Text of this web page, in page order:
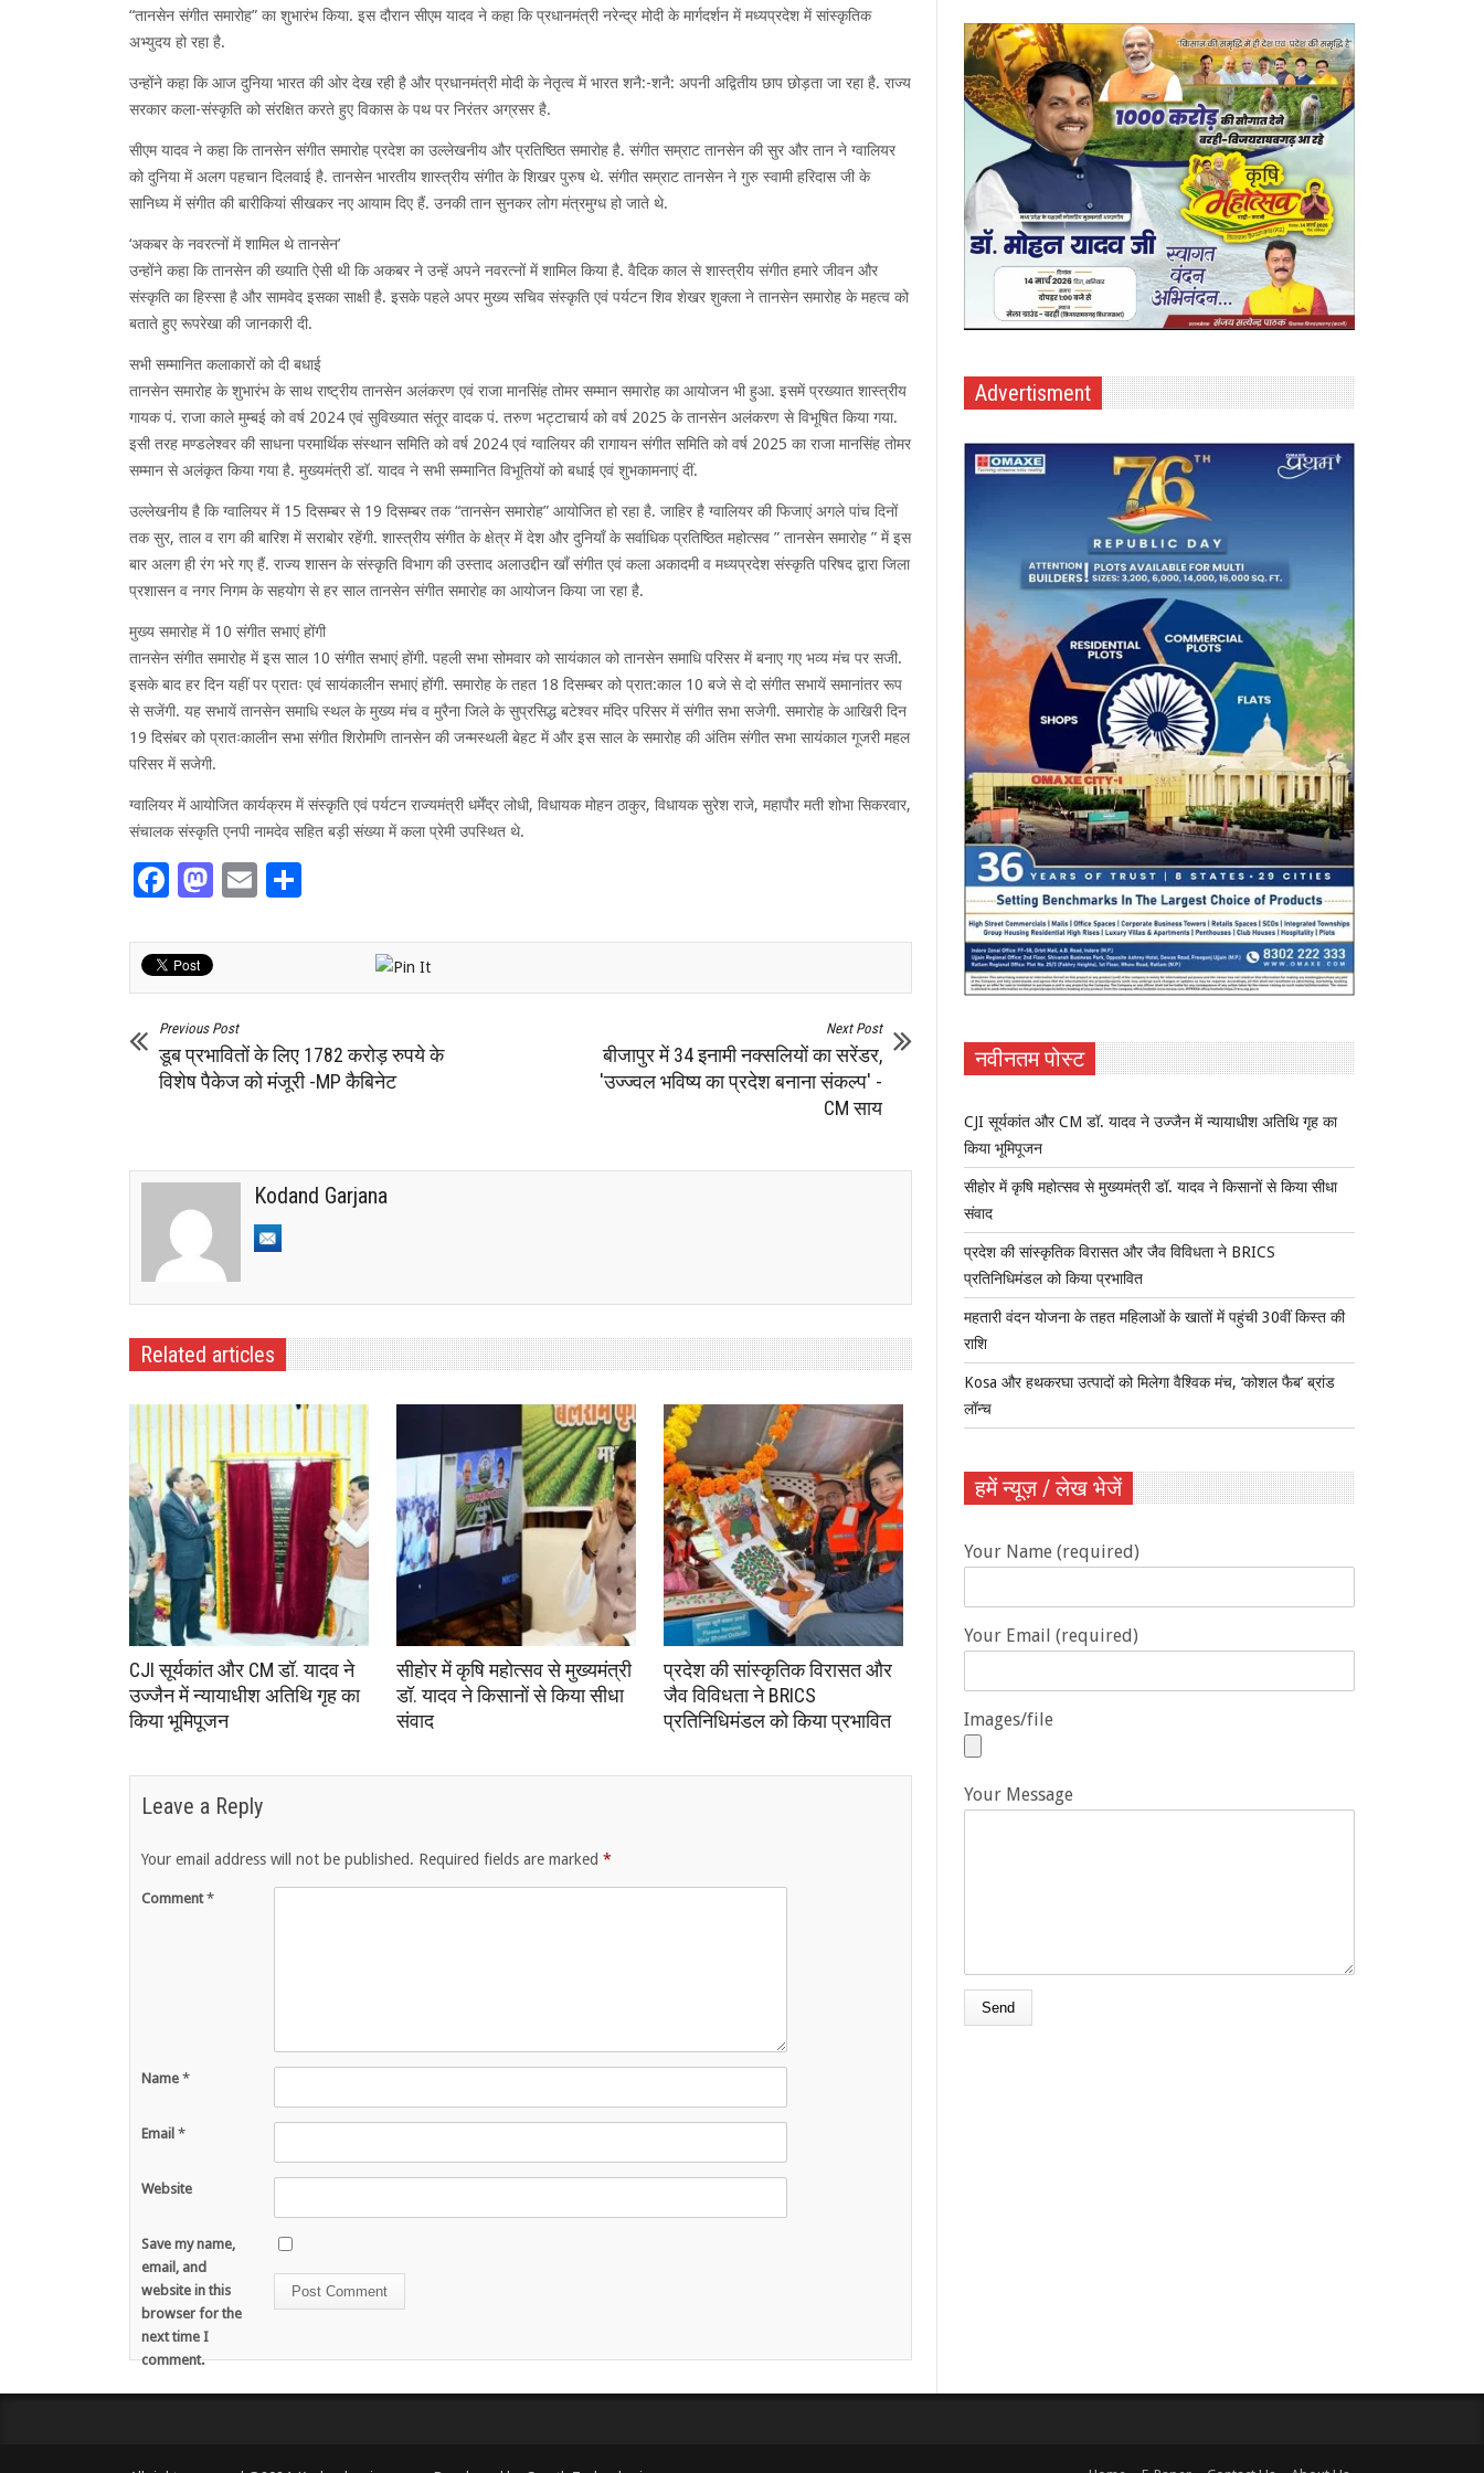
“तानसेन संगीत समारोह” का शुभारंभ किया. इस दौरान सीएम यादव ने कहा कि प्रधानमंत्री नरेन्द्र मोदी के मार्गदर्शन में मध्यप्रदेश में सांस्कृतिक
अभ्युदय हो रहा है.
उन्होंने कहा कि आज दुनिया भारत की ओर देख रही है और प्रधानमंत्री मोदी के नेतृत्व में भारत शनै:-शनै: अपनी अद्वितीय छाप छोड़ता जा रहा है. राज्य
सरकार कला-संस्कृति को संरक्षित करते हुए विकास के पथ पर निरंतर अग्रसर है.
सीएम यादव ने कहा कि तानसेन संगीत समारोह प्रदेश का उल्लेखनीय और प्रतिष्ठित समारोह है. संगीत सम्राट तानसेन की सुर और तान ने ग्वालियर
को दुनिया में अलग पहचान दिलवाई है. तानसेन भारतीय शास्त्रीय संगीत के शिखर पुरुष थे. संगीत सम्राट तानसेन ने गुरु स्वामी हरिदास जी के
सानिध्य में संगीत की बारीकियां सीखकर नए आयाम दिए हैं. उनकी तान सुनकर लोग मंत्रमुग्ध हो जाते थे.
‘अकबर के नवरत्नों में शामिल थे तानसेन’
उन्होंने कहा कि तानसेन की ख्याति ऐसी थी कि अकबर ने उन्हें अपने नवरत्नों में शामिल किया है. वैदिक काल से शास्त्रीय संगीत हमारे जीवन और
संस्कृति का हिस्सा है और सामवेद इसका साक्षी है. इसके पहले अपर मुख्य सचिव संस्कृति एवं पर्यटन शिव शेखर शुक्ला ने तानसेन समारोह के महत्व को
बताते हुए रूपरेखा की जानकारी दी.
सभी सम्मानित कलाकारों को दी बधाई
तानसेन समारोह के शुभारंभ के साथ राष्ट्रीय तानसेन अलंकरण एवं राजा मानसिंह तोमर सम्मान समारोह का आयोजन भी हुआ. इसमें प्रख्यात शास्त्रीय
गायक पं. राजा काले मुम्बई को वर्ष 2024 एवं सुविख्यात संतूर वादक पं. तरुण भट्टाचार्य को वर्ष 2025 के तानसेन अलंकरण से विभूषित किया गया.
इसी तरह मण्डलेश्वर की साधना परमार्थिक संस्थान समिति को वर्ष 2024 एवं ग्वालियर की रागायन संगीत समिति को वर्ष 2025 का राजा मानसिंह तोमर
सम्मान से अलंकृत किया गया है. मुख्यमंत्री डॉ. यादव ने सभी सम्मानित विभूतियों को बधाई एवं शुभकामनाएं दीं.
उल्लेखनीय है कि ग्वालियर में 15 दिसम्बर से 19 दिसम्बर तक “तानसेन समारोह” आयोजित हो रहा है. जाहिर है ग्वालियर की फिजाएं अगले पांच दिनों
तक सुर, ताल व राग की बारिश में सराबोर रहेंगी. शास्त्रीय संगीत के क्षेत्र में देश और दुनियाँ के सर्वाधिक प्रतिष्ठित महोत्सव ” तानसेन समारोह ” में इस
बार अलग ही रंग भरे गए हैं. राज्य शासन के संस्कृति विभाग की उस्ताद अलाउद्दीन खाँ संगीत एवं कला अकादमी व मध्यप्रदेश संस्कृति परिषद द्वारा जिला
प्रशासन व नगर निगम के सहयोग से हर साल तानसेन संगीत समारोह का आयोजन किया जा रहा है.
मुख्य समारोह में 10 संगीत सभाएं होंगी
तानसेन संगीत समारोह में इस साल 10 संगीत सभाएं होंगी. पहली सभा सोमवार को सायंकाल को तानसेन समाधि परिसर में बनाए गए भव्य मंच पर सजी.
इसके बाद हर दिन यहीं पर प्रातः एवं सायंकालीन सभाएं होंगी. समारोह के तहत 18 दिसम्बर को प्रात:काल 10 बजे से दो संगीत सभायें समानांतर रूप
से सजेंगी. यह सभायें तानसेन समाधि स्थल के मुख्य मंच व मुरैना जिले के सुप्रसिद्ध बटेश्वर मंदिर परिसर में संगीत सभा सजेगी. समारोह के आखिरी दिन
19 दिसंबर को प्रातःकालीन सभा संगीत शिरोमणि तानसेन की जन्मस्थली बेहट में और इस साल के समारोह की अंतिम संगीत सभा सायंकाल गूजरी महल
परिसर में सजेगी.
ग्वालियर में आयोजित कार्यक्रम में संस्कृति एवं पर्यटन राज्यमंत्री धर्मेंद्र लोधी, विधायक मोहन ठाकुर, विधायक सुरेश राजे, महापौर मती शोभा सिकरवार,
संचालक संस्कृति एनपी नामदेव सहित बड़ी संख्या में कला प्रेमी उपस्थित थे.
Facebook
Mastodon
Email
Previous Post
डूब प्रभावितों के लिए 1782 करोड़ रुपये के
विशेष पैकेज को मंजूरी -MP कैबिनेट
Next Post
बीजापुर में 34 इनामी नक्सलियों का सरेंडर,
'उज्ज्वल भविष्य का प्रदेश बनाना संकल्प' -
CM साय
Kodand Garjana
Related articles
CJI सूर्यकांत और CM डॉ. यादव ने
उज्जैन में न्यायाधीश अतिथि गृह का
किया भूमिपूजन
सीहोर में कृषि महोत्सव से मुख्यमंत्री
डॉ. यादव ने किसानों से किया सीधा
संवाद
प्रदेश की सांस्कृतिक विरासत और
जैव विविधता ने BRICS
प्रतिनिधिमंडल को किया प्रभावित
Leave a Reply
Your email address will not be published. Required fields are marked *
Comment*
Name *
Email *
Website
Save my name,
email, and
website in this
browser for the
next time I
comment.
Advertisment
नवीनतम पोस्ट
CJI सूर्यकांत और CM डॉ. यादव ने उज्जैन में न्यायाधीश अतिथि गृह का
किया भूमिपूजन
सीहोर में कृषि महोत्सव से मुख्यमंत्री डॉ. यादव ने किसानों से किया सीधा
संवाद
प्रदेश की सांस्कृतिक विरासत और जैव विविधता ने BRICS
प्रतिनिधिमंडल को किया प्रभावित
महतारी वंदन योजना के तहत महिलाओं के खातों में पहुंची 30वीं किस्त की
राशि
Kosa और हथकरघा उत्पादों को मिलेगा वैश्विक मंच, ‘कोशल फैब’ ब्रांड
लॉन्च
हमें न्यूज़ / लेख भेजें
Your Name (required)
Your Email (required)
Images/file
Your Message